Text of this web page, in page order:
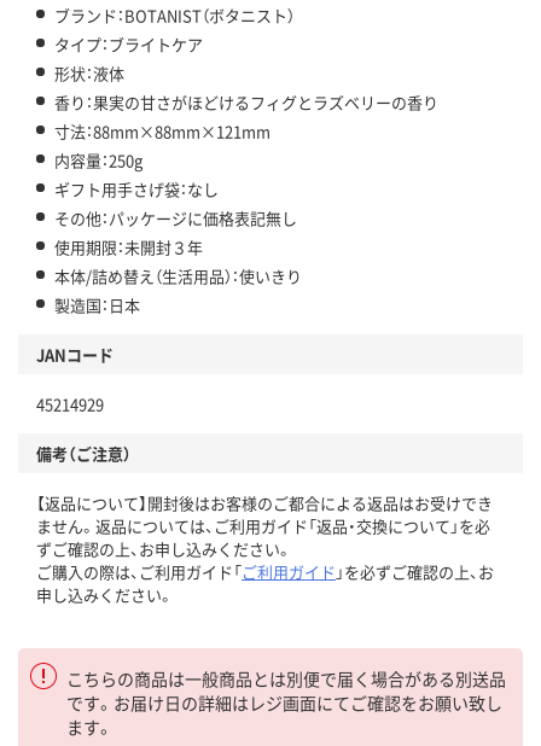
ブランド：BOTANIST（ボタニスト）
タイプ：ブライトケア
形状：液体
香り：果実の甘さがほどけるフィグとラズベリーの香り
寸法：88mm×88mm×121mm
内容量：250g
ギフト用手さげ袋：なし
その他：パッケージに価格表記無し
使用期限：未開封３年
本体/詰め替え（生活用品）：使いきり
製造国：日本
JANコード
45214929
備考（ご注意）
【返品について】開封後はお客様のご都合による返品はお受けでき
ません。返品については、ご利用ガイド「返品・交換について」を必
ずご確認の上、お申し込みください。
ご購入の際は、ご利用ガイド「ご利用ガイド 」を必ずご確認の上、お
申し込みください。
こちらの商品は一般商品とは別便で届く場合がある別送品
です。お届け日の詳細はレジ画面にてご確認をお願い致し
ます。